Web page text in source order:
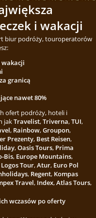
i wakacji
biur podróży, touroperatorów
wakacji
granicą
nawet 80%
ofert podróży, hoteli i
jakTravelist,Triverna,TUI,
, Rainbow,Groupon,
Prezenty, Best Reisen,
,Oasis Tours, Prima
Bis, Europe Mountains,
Logos Tour,Atur, Euro Pol
, Regent, Kompas
Travel, Index,Atlas Tours,
wczasów po oferty